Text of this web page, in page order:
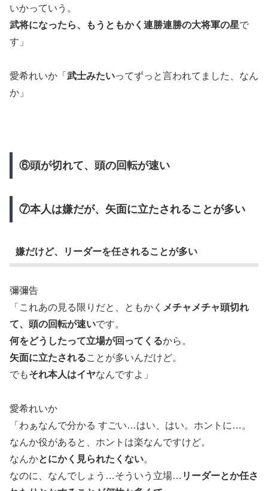
いかっていう。
武将になったら、もうともかく連勝連勝の大将軍の星で
す」
愛希れいか「 武士みたいってずっと言われてました、なん
か」
⑥頭が切れて、頭の回転が速い
⑦本人は嫌だが、矢面に立たされることが多い
嫌だけど、リーダーを任されることが多い
彌彌告
「これあの見る限りだと、ともかく メチャメチャ頭切れ
て、頭の回転が速いです。
何をどうしたって立場が回ってくるから。
矢面に立たされることが多いんだけど。
でもそれ本人はイヤなんですよ」
愛希れいか
「わぁなんで分かる すごい…はい、はい。ホントに…。
なんか役があると、ホントは楽なんですけど。
なんかとにかく見られたくない。
なのに、なんでしょう…そういう立場… リーダーとか任さ